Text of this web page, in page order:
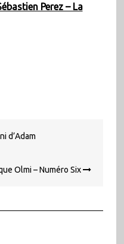
Perez – La
d’Adam
Olmi – Numéro Six